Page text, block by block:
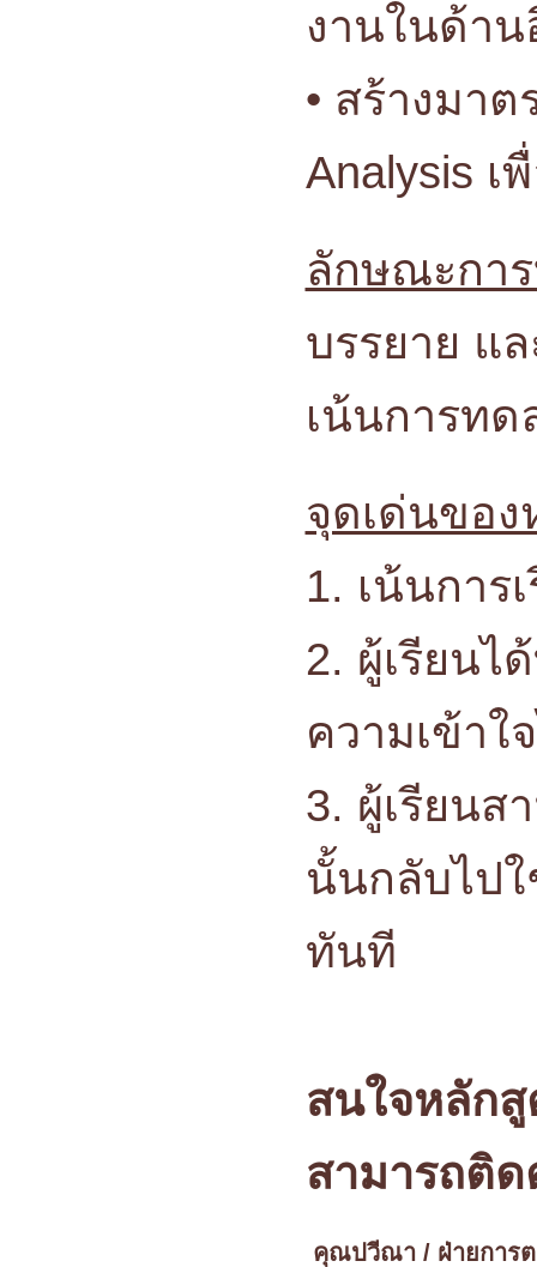
งานในด้า
• สร้างมาต
Analysis เ
ลักษณะกา
บรรยาย แ
เน้นการทด
จุดเด่นขอ
1. เน้นการ
2. ผู้เรียนไ
ความเข้าใ
3. ผู้เรียนส
นั้นกลับไปใ
ทันที
สนใจหลักสู
สามารถติ
คุณปวีณา / ฝ่ายการ